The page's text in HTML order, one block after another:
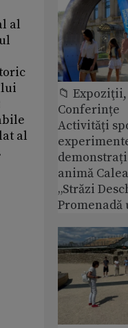
al
al
📁
Conferințe
Activități
animă
„Străzi
Promenadă